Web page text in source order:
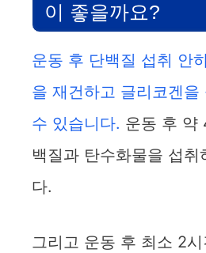
이 좋을까요?
운동 후 단백질 섭취 안
을 재건하고 글리코겐
수 있습니다. 운동 후 약
백질과 탄수화물을 섭취
다.
그리고 운동 후 최소 2